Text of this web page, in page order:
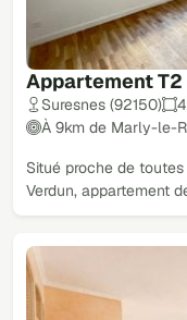
Appartement T2
Suresnes (92150)
À 9km de Marly-le-
Situé proche de
Verdun, appartement